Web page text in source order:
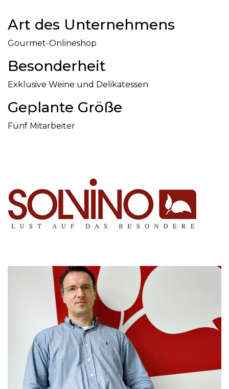
Art des Unternehmens
Gourmet-Onlineshop
Besonderheit
Exklusive Weine und Delikatessen
Geplante Größe
Fünf Mitarbeiter